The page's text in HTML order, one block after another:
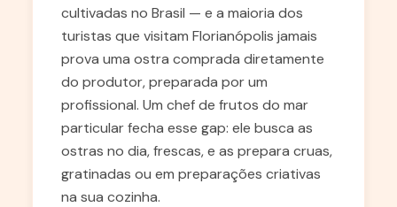
cultivadas no Brasil — e a maioria dos
turistas que visitam Florianópolis jamais
prova uma ostra comprada diretamente
do produtor, preparada por um
profissional. Um chef de frutos do mar
particular fecha esse gap: ele busca as
ostras no dia, frescas, e as prepara cruas,
gratinadas ou em preparações criativas
na sua cozinha.